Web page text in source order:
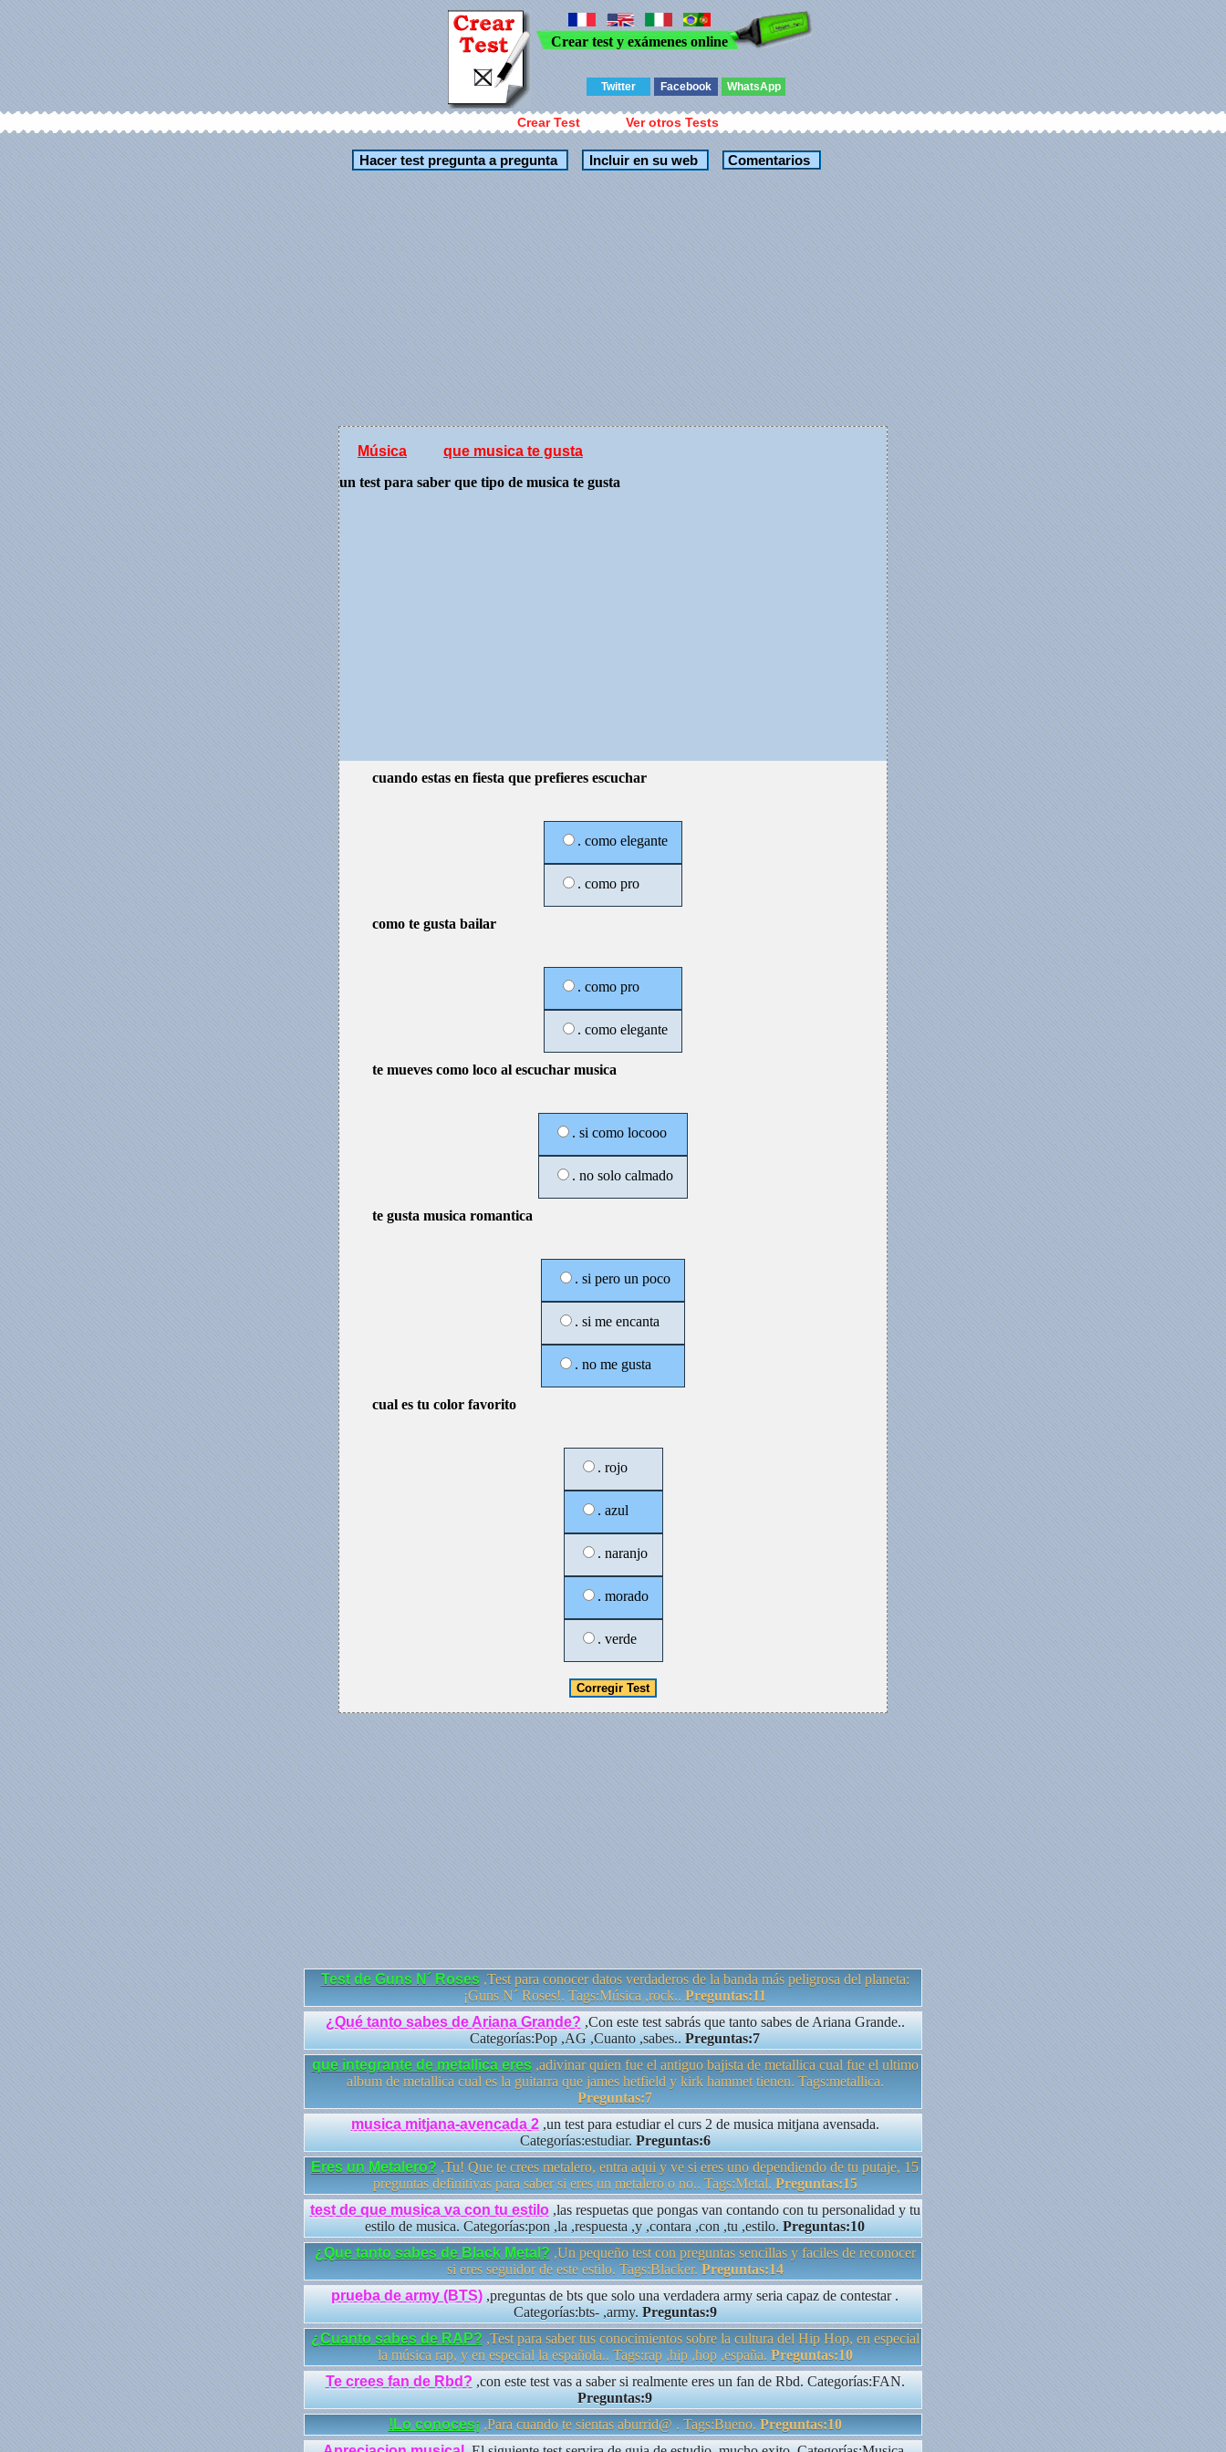
Crear test y exámenes online
Twitter Facebook WhatsApp
Crear Test Ver otros Tests
Comentarios
Música
que musica te gusta
un test para saber que tipo de musica te gusta
cuando estas en fiesta que prefieres escuchar
. como elegante
. como pro
como te gusta bailar
. como pro
. como elegante
te mueves como loco al escuchar musica
. si como locooo
. no solo calmado
te gusta musica romantica
. si pero un poco
. si me encanta
. no me gusta
cual es tu color favorito
. rojo
. azul
. naranjo
. morado
. verde
Test de Guns N´ Roses,Test para conocer datos verdaderos de la banda más peligrosa del planeta:
¡Guns N´ Roses!. Tags:Música ,rock.. Preguntas:11
¿Qué tanto sabes de Ariana Grande? ,Con este test sabrás que tanto sabes de Ariana Grande..
Categorías:Pop ,AG ,Cuanto ,sabes.. Preguntas:7
que integrante de metallica eres,adivinar quien fue el antiguo bajista de metallica cual fue el ultimo
album de metallica cual es la guitarra que james hetfield y kirk hammet tienen. Tags:metallica.
Preguntas:7
musica mitjana-avencada 2,un test para estudiar el curs 2 de musica mitjana avensada.
Categorías:estudiar. Preguntas:6
Eres un Metalero? ,Tu! Que te crees metalero, entra aqui y ve si eres uno dependiendo de tu putaje, 15
preguntas definitivas para saber si eres un metalero o no.. Tags:Metal. Preguntas:15
test de que musica va con tu estilo,las respuetas que pongas van contando con tu personalidad y tu
estilo de musica. Categorías:pon ,la ,respuesta ,y ,contara ,con ,tu ,estilo. Preguntas:10
¿Que tanto sabes de Black Metal? ,Un pequeño test con preguntas sencillas y faciles de reconocer
si eres seguidor de este estilo. Tags:Blacker. Preguntas:14
prueba de army (BTS),preguntas de bts que solo una verdadera army seria capaz de contestar .
Categorías:bts- ,army. Preguntas:9
¿Cuanto sabes de RAP? ,Test para saber tus conocimientos sobre la cultura del Hip Hop, en especial
la música rap, y en especial la española.. Tags:rap ,hip ,hop ,españa. Preguntas:10
Te crees fan de Rbd? ,con este test vas a saber si realmente eres un fan de Rbd. Categorías:FAN.
Preguntas:9
!Lo conoces¡ ,Para cuando te sientas aburrid@ . Tags:Bueno. Preguntas:10